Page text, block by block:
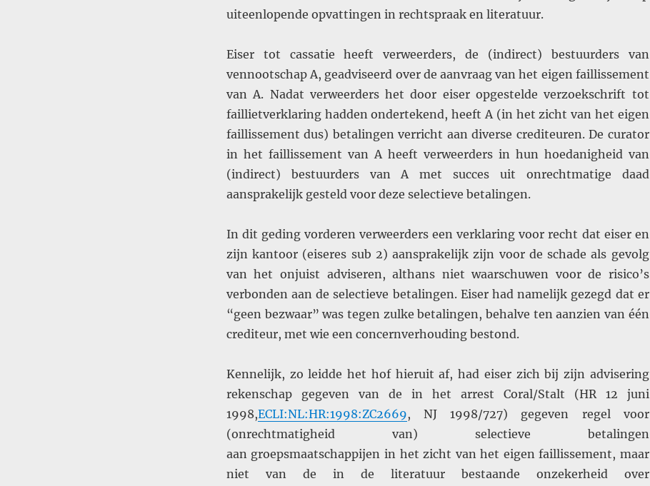
uiteenlopende opvattingen in rechtspraak en literatuur.
Eiser tot cassatie heeft verweerders, de (indirect) bestuurders van
vennootschap A, geadviseerd over de aanvraag van het eigen faillissement
van A. Nadat verweerders het door eiser opgestelde verzoekschrift tot
faillietverklaring hadden ondertekend, heeft A (in het zicht van het eigen
faillissement dus) betalingen verricht aan diverse crediteuren. De curator
in het faillissement van A heeft verweerders in hun hoedanigheid van
(indirect) bestuurders van A met succes uit onrechtmatige daad
aansprakelijk gesteld voor deze selectieve betalingen.
In dit geding vorderen verweerders een verklaring voor recht dat eiser en
zijn kantoor (eiseres sub 2) aansprakelijk zijn voor de schade als gevolg
van het onjuist adviseren, althans niet waarschuwen voor de risico’s
verbonden aan de selectieve betalingen. Eiser had namelijk gezegd dat er
“geen bezwaar” was tegen zulke betalingen, behalve ten aanzien van één
crediteur, met wie een concernverhouding bestond.
Kennelijk, zo leidde het hof hieruit af, had eiser zich bij zijn advisering
rekenschap gegeven van de in het arrest Coral/Stalt (HR 12 juni
1998,ECLI:NL:HR:1998:ZC2669, NJ 1998/727) gegeven regel voor
(onrechtmatigheid van) selectieve betalingen
aan groepsmaatschappijen in het zicht van het eigen faillissement, maar
niet van de in de literatuur bestaande onzekerheid over